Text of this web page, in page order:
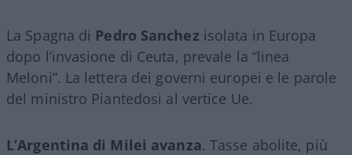
La Spagna di Pedro Sanchez isolata in Europa
dopo l’invasione di Ceuta, prevale la “linea
Meloni”. La lettera dei governi europei e le parole
del ministro Piantedosi al vertice Ue.
L’Argentina di Milei avanza. Tasse abolite, più